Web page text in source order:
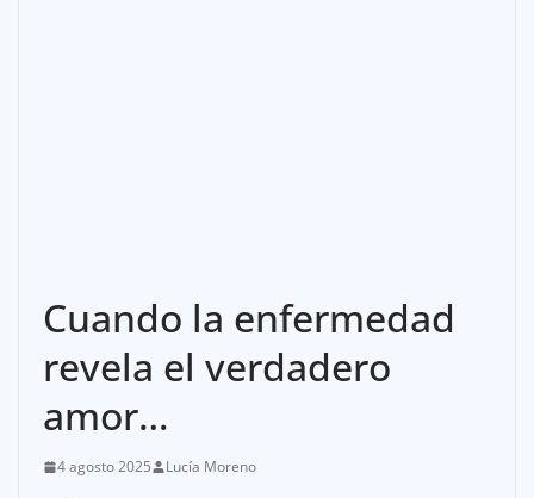
Cuando la enfermedad
revela el verdadero
amor…
4 agosto 2025 Lucía Moreno